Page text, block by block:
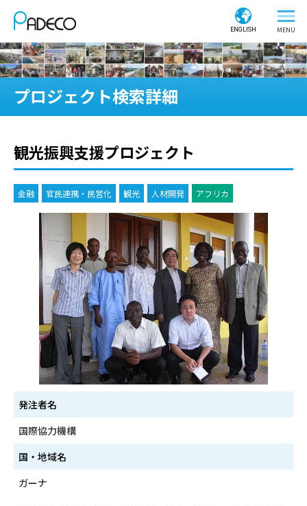
ENGLISH
プロジェクト検索詳細
観光振興支援プロジェクト
金融 官民連携・民営化 観光 人材開発 アフリカ
発注者名
国際協力機構
国・地域名
ガーナ